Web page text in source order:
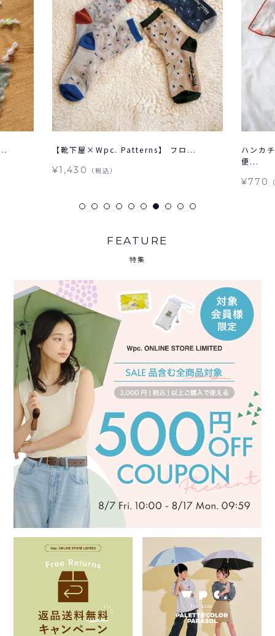
【靴下屋×Wpc. Patterns】 フロ...
¥1,430 （税込）
ハンカ
便...
¥770
FEATURE
特集